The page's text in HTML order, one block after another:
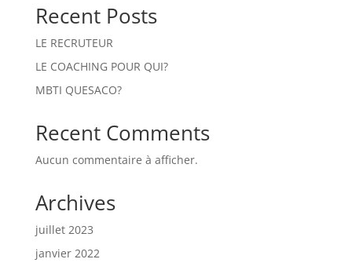
Recent Posts
LE RECRUTEUR
LE COACHING POUR QUI?
MBTI QUESACO?
Recent Comments
Aucun commentaire à afficher.
Archives
juillet 2023
janvier 2022